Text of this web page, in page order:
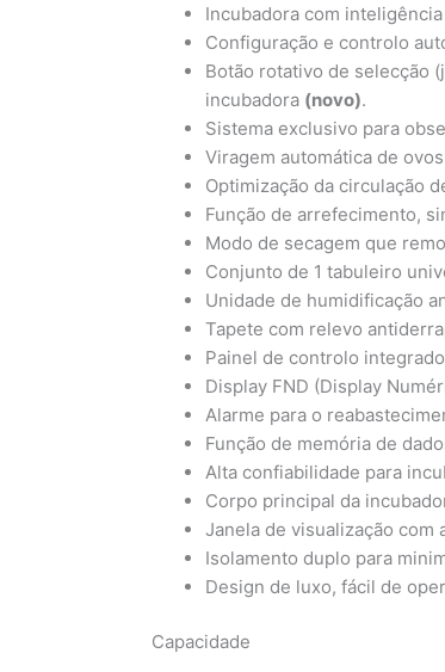
Incubadora com
Configuração e controlo
Botão rotativo de selecção
incubadora (novo).
Sistema exclusivo para
Viragem automática de
Optimização da circulação
Função de arrefecimento,
Modo de secagem que
Conjunto de 1 tabuleiro
Unidade de humidificação
Tapete com relevo
Painel de controlo
Display FND (Display
Alarme para o
Função de memória de
Alta confiabilidade para
Corpo principal da
Janela de visualização
Isolamento duplo para
Design de luxo, fácil de
Capacidade